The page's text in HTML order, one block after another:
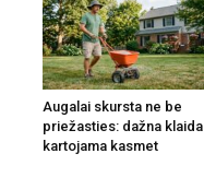
Augalai skursta ne be
priežasties: dažna klaida
kartojama kasmet